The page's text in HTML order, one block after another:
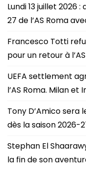
Lundi 13 juillet 2026
27 de l’AS Roma
Francesco Totti
pour un retour à
UEFA settlement
l’AS Roma. Milan
Tony D’Amico sera
dès la saison 2026-
Stephan El
la fin de son